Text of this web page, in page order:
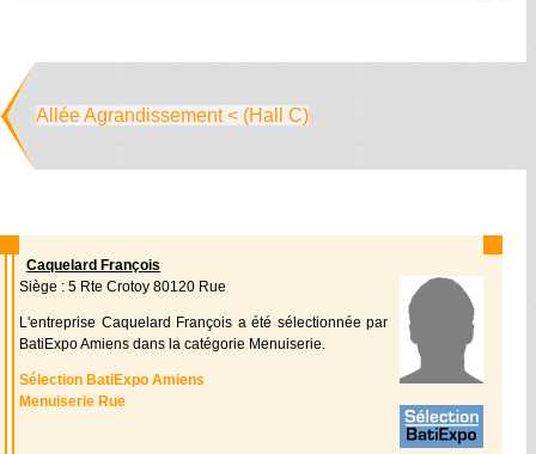
Allée Agrandissement < (Hall C)
Caquelard François
Siège : 5 Rte Crotoy 80120 Rue
L'entreprise Caquelard François a été sélectionnée par
BatiExpo Amiens dans la catégorie Menuiserie.
Sélection BatiExpo Amiens
Menuiserie Rue